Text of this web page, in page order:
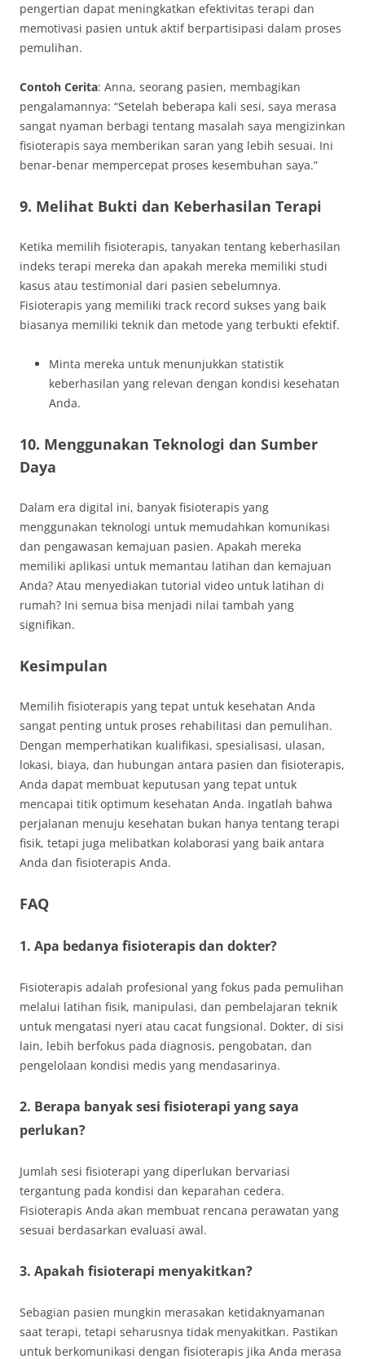
pengertian dapat meningkatkan efektivitas terapi dan
memotivasi pasien untuk aktif berpartisipasi dalam proses
pemulihan.
Contoh Cerita: Anna, seorang pasien, membagikan
pengalamannya: “Setelah beberapa kali sesi, saya merasa
sangat nyaman berbagi tentang masalah saya mengizinkan
fisioterapis saya memberikan saran yang lebih sesuai. Ini
benar-benar mempercepat proses kesembuhan saya.”
9. Melihat Bukti dan Keberhasilan Terapi
Ketika memilih fisioterapis, tanyakan tentang keberhasilan
indeks terapi mereka dan apakah mereka memiliki studi
kasus atau testimonial dari pasien sebelumnya.
Fisioterapis yang memiliki track record sukses yang baik
biasanya memiliki teknik dan metode yang terbukti efektif.
Minta mereka untuk menunjukkan statistik
keberhasilan yang relevan dengan kondisi kesehatan
Anda.
10. Menggunakan Teknologi dan Sumber
Daya
Dalam era digital ini, banyak fisioterapis yang
menggunakan teknologi untuk memudahkan komunikasi
dan pengawasan kemajuan pasien. Apakah mereka
memiliki aplikasi untuk memantau latihan dan kemajuan
Anda? Atau menyediakan tutorial video untuk latihan di
rumah? Ini semua bisa menjadi nilai tambah yang
signifikan.
Kesimpulan
Memilih fisioterapis yang tepat untuk kesehatan Anda
sangat penting untuk proses rehabilitasi dan pemulihan.
Dengan memperhatikan kualifikasi, spesialisasi, ulasan,
lokasi, biaya, dan hubungan antara pasien dan fisioterapis,
Anda dapat membuat keputusan yang tepat untuk
mencapai titik optimum kesehatan Anda. Ingatlah bahwa
perjalanan menuju kesehatan bukan hanya tentang terapi
fisik, tetapi juga melibatkan kolaborasi yang baik antara
Anda dan fisioterapis Anda.
FAQ
1. Apa bedanya fisioterapis dan dokter?
Fisioterapis adalah profesional yang fokus pada pemulihan
melalui latihan fisik, manipulasi, dan pembelajaran teknik
untuk mengatasi nyeri atau cacat fungsional. Dokter, di sisi
lain, lebih berfokus pada diagnosis, pengobatan, dan
pengelolaan kondisi medis yang mendasarinya.
2. Berapa banyak sesi fisioterapi yang saya
perlukan?
Jumlah sesi fisioterapi yang diperlukan bervariasi
tergantung pada kondisi dan keparahan cedera.
Fisioterapis Anda akan membuat rencana perawatan yang
sesuai berdasarkan evaluasi awal.
3. Apakah fisioterapi menyakitkan?
Sebagian pasien mungkin merasakan ketidaknyamanan
saat terapi, tetapi seharusnya tidak menyakitkan. Pastikan
untuk berkomunikasi dengan fisioterapis jika Anda merasa